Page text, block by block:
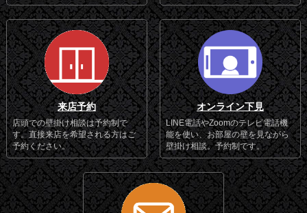
来店予約
店頭での壁掛け相談は予約制で
す。直接来店を希望される方はご
予約ください。
オンライン下見
LINE電話やZoomのテレビ電話機
能を使い、お部屋の壁を見ながら
壁掛け相談。予約制です。